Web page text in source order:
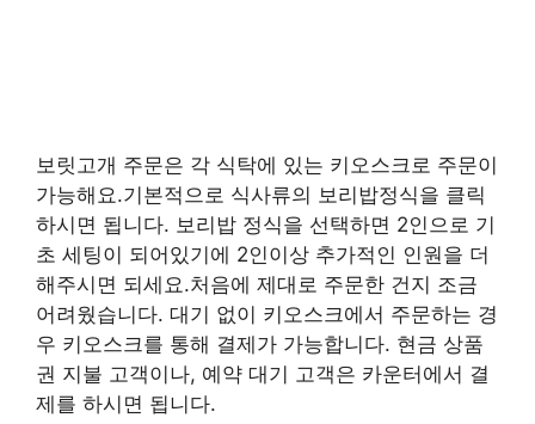
보릿고개 주문은 각 식탁에 있는 키오스크로 주문이
가능해요.기본적으로 식사류의 보리밥정식을 클릭
하시면 됩니다. 보리밥 정식을 선택하면 2인으로 기
초 세팅이 되어있기에 2인이상 추가적인 인원을 더
해주시면 되세요.처음에 제대로 주문한 건지 조금
어려웠습니다. 대기 없이 키오스크에서 주문하는 경
우 키오스크를 통해 결제가 가능합니다. 현금 상품
권 지불 고객이나, 예약 대기 고객은 카운터에서 결
제를 하시면 됩니다.